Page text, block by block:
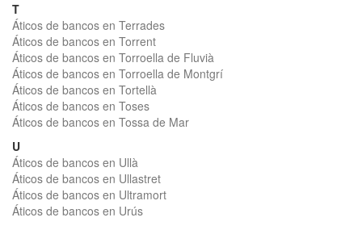
T
Áticos de bancos en Terrades
Áticos de bancos en Torrent
Áticos de bancos en Torroella de Fluvià
Áticos de bancos en Torroella de Montgrí
Áticos de bancos en Tortellà
Áticos de bancos en Toses
Áticos de bancos en Tossa de Mar
U
Áticos de bancos en Ullà
Áticos de bancos en Ullastret
Áticos de bancos en Ultramort
Áticos de bancos en Urús